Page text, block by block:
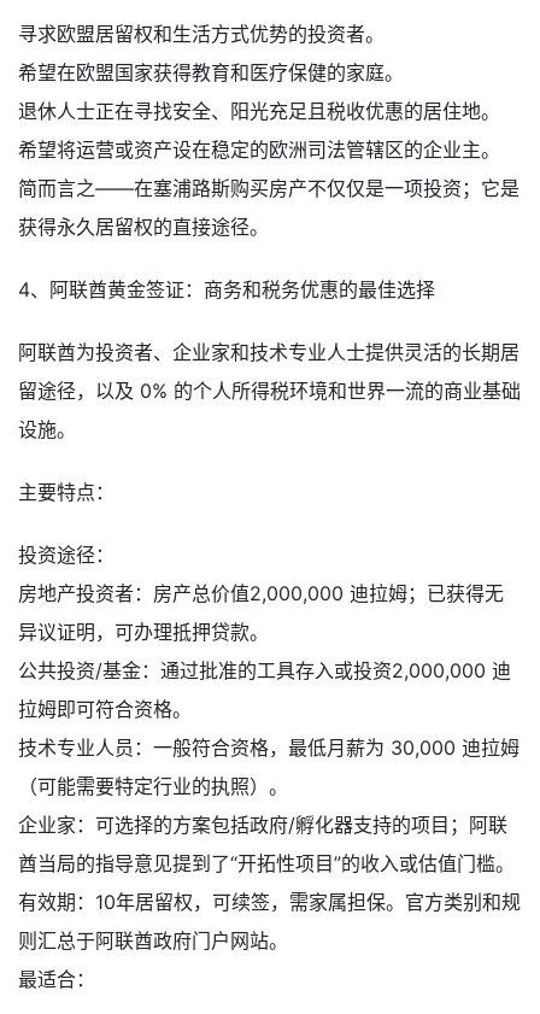
寻求欧盟居留权和生活方式优势的投资者。
希望在欧盟国家获得教育和医疗保健的家庭。
退休人士正在寻找安全、阳光充足且税收优惠的居住地。
希望将运营或资产设在稳定的欧洲司法管辖区的企业主。
简而言之——在塞浦路斯购买房产不仅仅是一项投资；它是
获得永久居留权的直接途径。
4、阿联酋黄金签证：商务和税务优惠的最佳选择
阿联酋为投资者、企业家和技术专业人士提供灵活的长期居
留途径，以及 0% 的个人所得税环境和世界一流的商业基础
设施。
主要特点：
投资途径：
房地产投资者：房产总价值2,000,000 迪拉姆；已获得无
异议证明，可办理抵押贷款。
公共投资/基金：通过批准的工具存入或投资2,000,000 迪
拉姆即可符合资格。
技术专业人员：一般符合资格，最低月薪为 30,000 迪拉姆
（可能需要特定行业的执照）。
企业家：可选择的方案包括政府/孵化器支持的项目；阿联
酋当局的指导意见提到了“开拓性项目”的收入或估值门槛。
有效期：10年居留权，可续签，需家属担保。官方类别和规
则汇总于阿联酋政府门户网站。
最适合：